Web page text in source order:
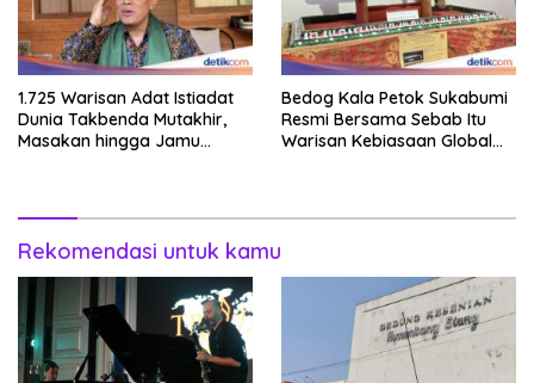
1.725 Warisan Adat Istiadat
Dunia Takbenda Mutakhir,
Masakan hingga Jamu
Bedog Kala Petok Sukabumi
Resmi Bersama Sebab Itu
Warisan Kebiasaan Global
Rekomendasi untuk kamu